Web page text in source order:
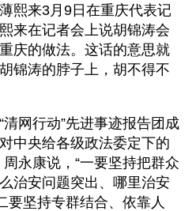
熙来3月9日在重庆代表记
来在记者会上说胡锦涛会
庆的做法。这话的意思就
锦涛的脖子上，胡不得不
网行动”先进事迹报告团成
中央给各级政法委定下的
周永康说，“一要坚持把群众
治安问题突出、哪里治安
要坚持专群结合、依靠人